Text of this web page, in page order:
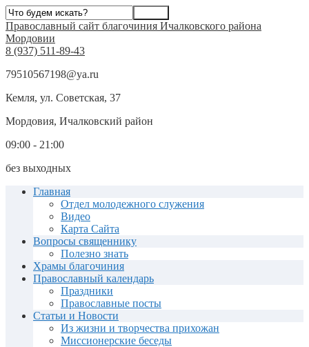
Православный сайт благочиния Ичалковского района
Мордовии
8 (937) 511-89-43
79510567198@ya.ru
Кемля, ул. Советская, 37
Мордовия, Ичалковский район
09:00 - 21:00
без выходных
Главная
Отдел молодежного служения
Видео
Карта Сайта
Вопросы священнику
Полезно знать
Храмы благочиния
Православный календарь
Праздники
Православные посты
Статьи и Новости
Из жизни и творчества прихожан
Миссионерские беседы